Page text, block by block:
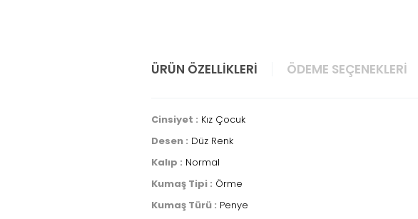
ÜRÜN ÖZELLIKLERI ÖDEME SEÇENEKLERI
Cinsiyet : Kız Çocuk
Desen : Düz Renk
Kalıp : Normal
Kumaş Tipi : Örme
Kumaş Türü : Penye